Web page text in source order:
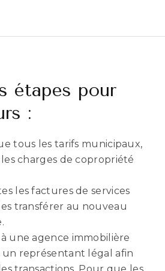
étapes pour
:
tous les tarifs municipaux,
les charges de copropriété
les factures de services
transférer au nouveau
une agence immobilière
un représentant légal afin